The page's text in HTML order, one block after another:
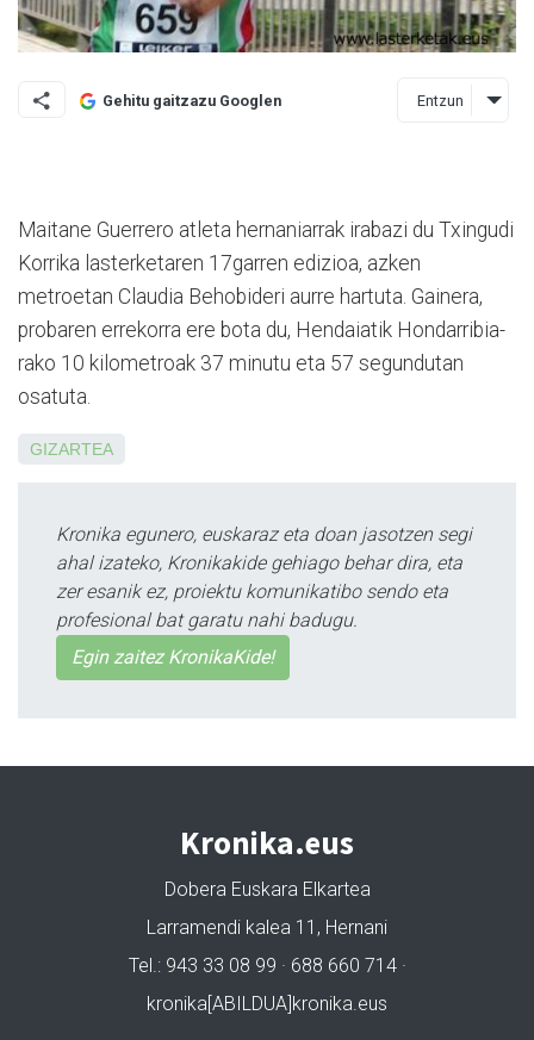
Gehitu gaitzazu Googlen Entzun
Maitane Guerrero atleta hernaniarrak irabazi du Txingudi
Ko­rrika lasterketaren 17garren edi­zioa, azken
metroetan Clau­dia Behobideri aurre hartuta. Gai­nera,
probaren errekorra ere bo­ta du, Hendaiatik Hondarri­bia­
rako 10 kilometroak 37 mi­nutu eta 57 segundutan
osatuta.
GIZARTEA
Kronika egunero, euskaraz eta doan jasotzen segi
ahal izateko, Kronikakide gehiago behar dira, eta
zer esanik ez, proiektu komunikatibo sendo eta
profesional bat garatu nahi badugu.
Egin zaitez KronikaKide!
Kronika.eus
Dobera Euskara Elkartea
Larramendi kalea 11, Hernani
Tel.: 943 33 08 99 · 688 660 714 ·
kronika[ABILDUA]kronika.eus